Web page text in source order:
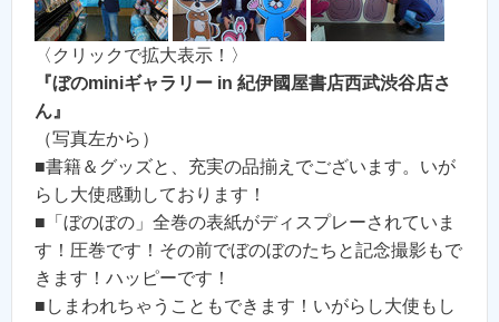
〈クリックで拡大表示！〉
『ぼのminiギャラリー in 紀伊國屋書店西武渋谷店さ
ん』
（写真左から）
■書籍＆グッズと、充実の品揃えでございます。いが
らし大使感動しております！
■「ぼのぼの」全巻の表紙がディスプレーされていま
す！圧巻です！その前でぼのぼのたちと記念撮影もで
きます！ハッピーです！
■しまわれちゃうこともできます！いがらし大使もし